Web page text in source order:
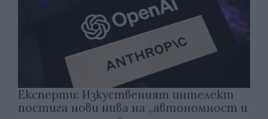
Експерти: Изкуственият интелект
постига нови нива на „автономност и